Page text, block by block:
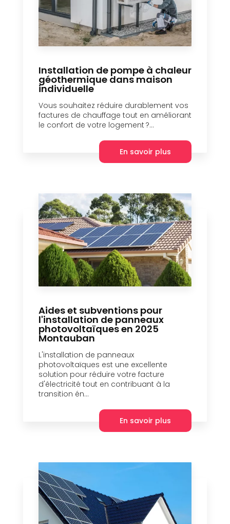
Installation de pompe à chaleur
géothermique dans maison
individuelle
Vous souhaitez réduire durablement vos
factures de chauffage tout en améliorant
le confort de votre logement ?...
En savoir plus
Aides et subventions pour
l'installation de panneaux
photovoltaïques en 2025
Montauban
L'installation de panneaux
photovoltaïques est une excellente
solution pour réduire votre facture
d'électricité tout en contribuant à la
transition én...
En savoir plus